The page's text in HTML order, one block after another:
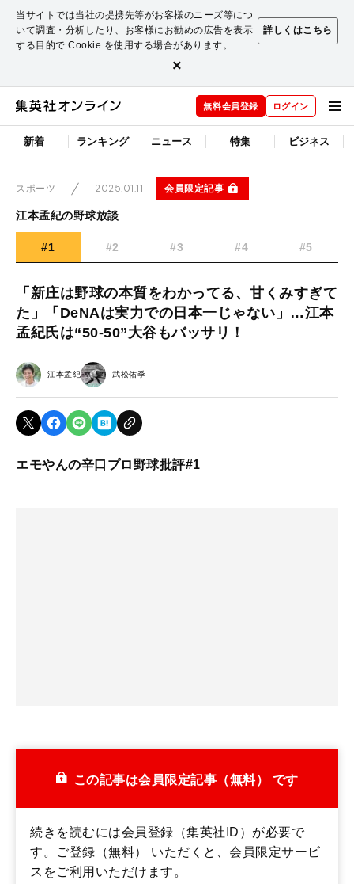
当サイトでは当社の提携先等がお客様のニーズ等につ
いて調査・分析したり、お客様にお勧めの広告を表示
する目的で Cookie を使用する場合があります。
詳しくはこちら
×
無料会員登録 ログイン
新着 ランキング ニュース 特集 ビジネス
スポーツ 2025.01.11 会員限定記事
江本孟紀の野球放談
#1 #2 #3 #4 #5
「新庄は野球の本質をわかってる、甘くみすぎて
た」「DeNAは実力での日本一じゃない」…江本
孟紀氏は“50-50”大谷もバッサリ！
江本孟紀 武松佑季
エモやんの辛口プロ野球批評#1
この記事は会員限定記事（無料） です
続きを読むには会員登録（集英社ID）が必要で
す。ご登録（無料） いただくと、会員限定サービ
スをご利用いただけます。